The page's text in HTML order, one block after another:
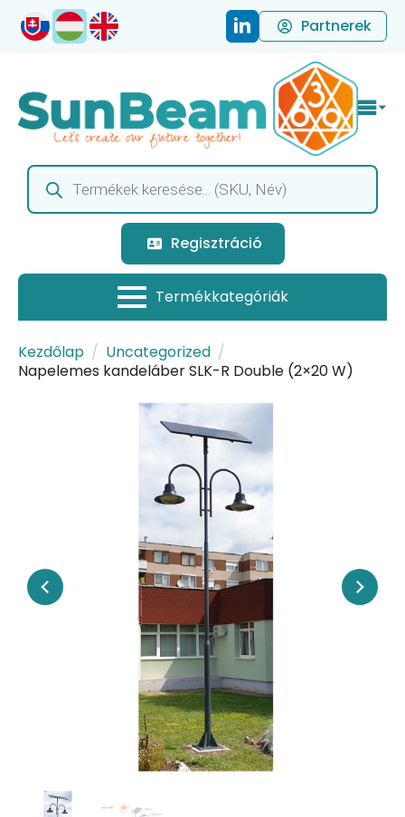
Partnerek
Products
search
Regisztráció
Kezdőlap
Uncategorized
Napelemes kandeláber SLK-R Double (2×20 W)